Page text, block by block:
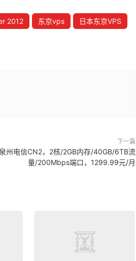
2012 东京vps 日本东京VPS
下一篇
州电信CN2，2核/2GB内存/40GB/6TB流
量/200Mbps端口，1299.99元/月